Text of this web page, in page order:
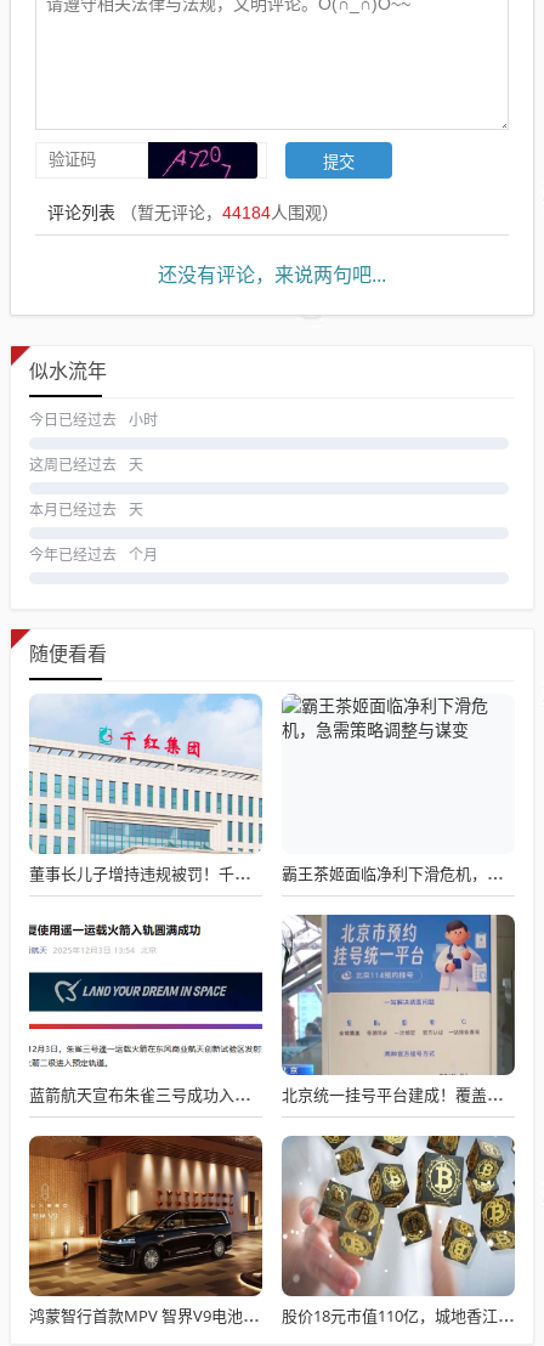
评论列表 （暂无评论， 44184人围观）
还没有评论，来说两句吧...
似水流年
今日已经过去 小时
这周已经过去 天
本月已经过去 天
今年已经过去 个月
随便看看
董事长儿子增持违规被罚！千红制药市值128亿，半年净赚2.58亿却踩雷信托5年 霸王茶姬面临净利下滑危机，急需策略调整与谋变
蓝箭航天宣布朱雀三号成功入轨，技术突破五大项，深入排查回收失败原因 北京统一挂号平台建成！覆盖近300家二三甲医院号源
鸿蒙智行首款MPV 智界V9电池信息曝光：WLTC最远续航223km 股价18元市值110亿，城地香江却被查出连续7季财报失真